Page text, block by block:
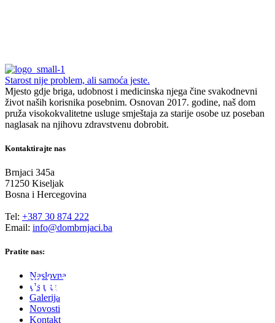
Udobnost boravka
Medicinska njega
Smještaj
Starost nije problem, ali samoća jeste.
Mjesto gdje briga, udobnost i medicinska njega čine svakodnevni
život naših korisnika posebnim. Osnovan 2017. godine, naš dom
pruža visokokvalitetne usluge smještaja za starije osobe uz poseban
naglasak na njihovu zdravstvenu dobrobit.
Kontaktirajte nas
Brnjaci 345a
71250 Kiseljak
Bosna i Hercegovina
Tel: +387 30 874 222
Email: info@dombrnjaci.ba
Pratite nas:
Naslovna
Usluge
Galerija
Novosti
Kontakt